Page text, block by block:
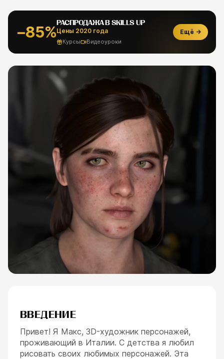
−85%
РАСПРОДАЖА В SKILLS UP
Цены 2020 года
Курсы Видеоуроки
Ещё →
ВВЕДЕНИЕ
Привет! Я Макс, 3D-художник персонажей,
проживающий в Италии. С детства я любил
рисовать своих любимых персонажей. Эта